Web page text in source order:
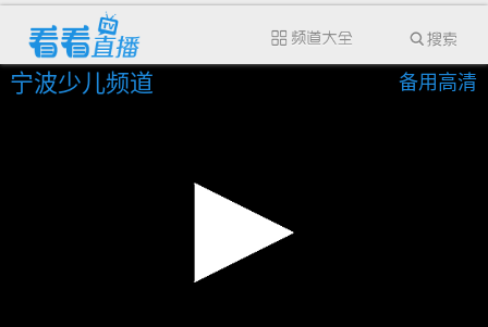
宁波少儿频道 备用高清